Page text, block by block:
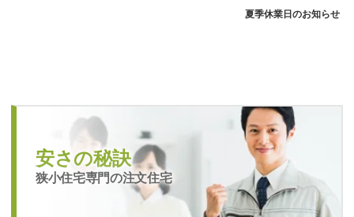
夏季休業日のお知らせ
安さの秘訣
狭小住宅専門の注文住宅